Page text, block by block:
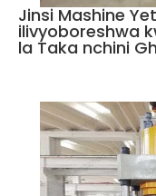
Jinsi Mashine
ilivyoboreshwa
la Taka nchini